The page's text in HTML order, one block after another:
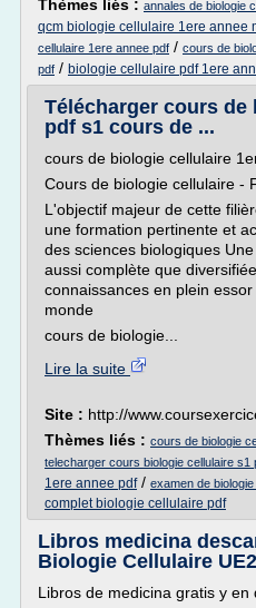
Thèmes liés : annales de biologie
qcm biologie cellulaire 1ere annee
cellulaire 1ere annee pdf / cours de
pdf / biologie cellulaire pdf 1ere
Télécharger cours
pdf s1 cours de ...
cours de biologie cellulaire
Cours de biologie cellulaire -
L'objectif majeur de cette
une formation pertinente et
des sciences biologiques
aussi complète que
connaissances en plein
monde
cours de biologie...
Lire la suite
Site : http://
Thèmes liés : cours de biologie
telecharger cours biologie cellulaire s1
1ere annee pdf/ examen de
complet biologie cellulaire pdf
Libros medicina
Biologie Cellulaire UE2
Libros de medicina gratis y en